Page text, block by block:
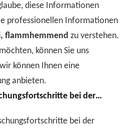
diese Informationen
professionellen Informationen
flammhemmend zu verstehen.
können Sie uns
können Ihnen eine
anbieten.
bei der Brandschutzmittel von Schaumstoffmaterialien
bei der